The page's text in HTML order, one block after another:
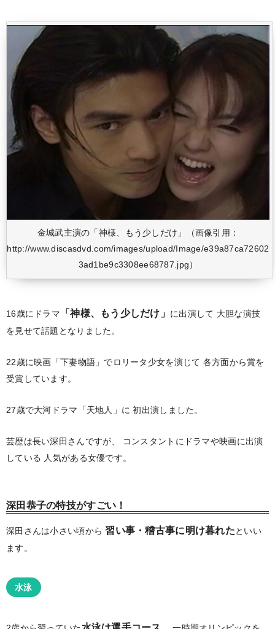
金城武主演の「神様、もう少しだけ」（画像引用：
http://www.discasdvd.com/images/upload/Image/e39a87ca72602
3ad1be9c3308ee68787.jpg）
16歳にドラマ 「神様、もう少しだけ」 に出演して 大胆な演技
を見せて話題となりました。
22歳に映画「下妻物語」でロリータ少女を演じて 各方面から賞を
受賞しています。
27歳で大河ドラマ「天地人」に 初出演しました。
芸歴は長い深田さんですが、
コンスタントにドラマや映画に出演
している 人気がある女優です。
深田恭子の特技がすごい！
深田さんは小さい頃から 習い事・稽古事に明け暮れたといい
ます。
水泳